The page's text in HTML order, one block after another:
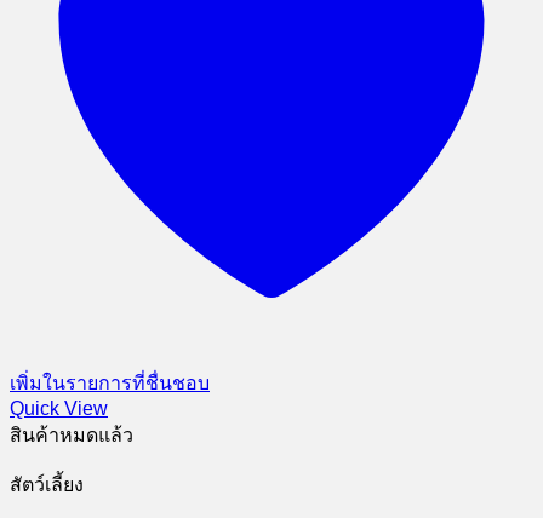
เพิ่มในรายการที่ชื่นชอบ
Quick View
สินค้าหมดแล้ว
สัตว์เลี้ยง